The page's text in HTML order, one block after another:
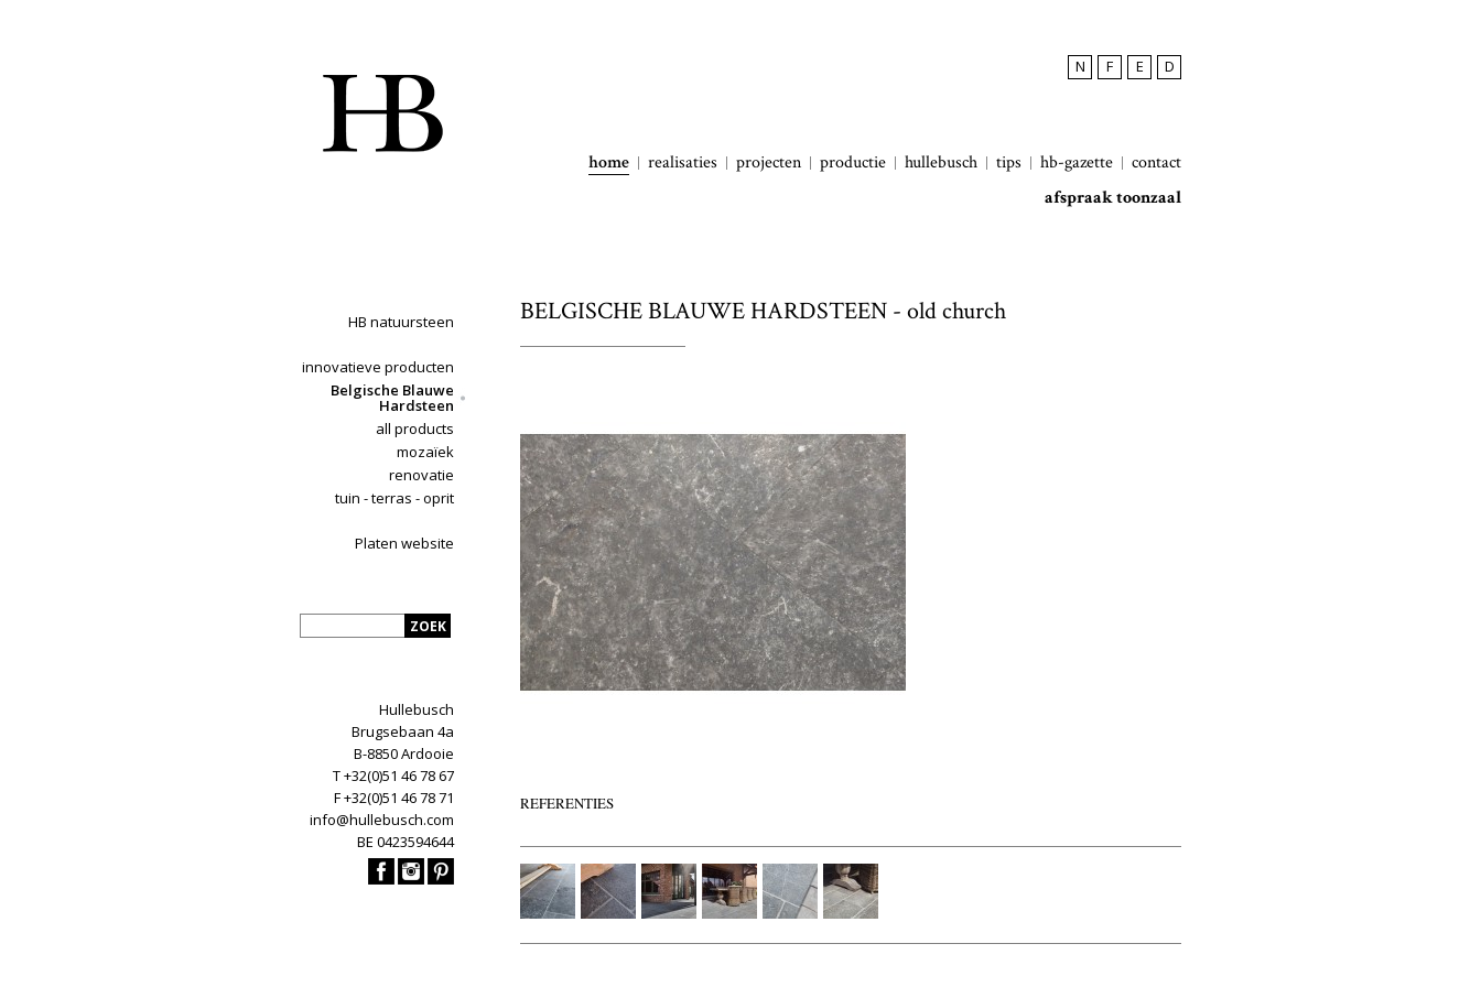
N F E D
home realisaties projecten productie hullebusch tips hb-gazette
contact
afspraak toonzaal
HB natuursteen
innovatieve producten
Belgische Blauwe
Hardsteen
all products
mozaïek
renovatie
tuin - terras - oprit
Platen website
Hullebusch
Brugsebaan 4a
B-8850 Ardooie
T +32(0)51 46 78 67
F +32(0)51 46 78 71
info@hullebusch.com
BE 0423594644
BELGISCHE BLAUWE HARDSTEEN - old church
REFERENTIES